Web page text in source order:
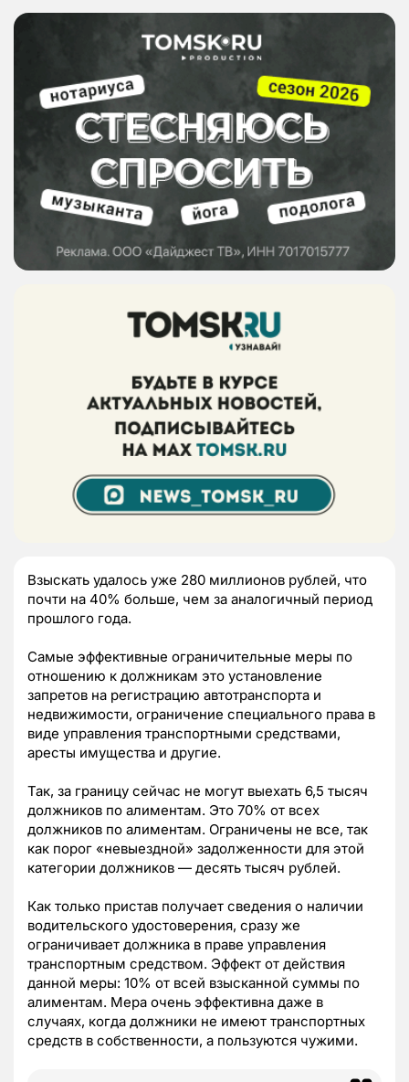
Взыскать удалось уже 280 миллионов рублей, что
почти на 40% больше, чем за аналогичный период
прошлого года.
Самые эффективные ограничительные меры по
отношению к должникам это установление
запретов на регистрацию автотранспорта и
недвижимости, ограничение специального права в
виде управления транспортными средствами,
аресты имущества и другие.
Так, за границу сейчас не могут выехать 6,5 тысяч
должников по алиментам. Это 70% от всех
должников по алиментам. Ограничены не все, так
как порог «невыездной» задолженности для этой
категории должников — десять тысяч рублей.
Как только пристав получает сведения о наличии
водительского удостоверения, сразу же
ограничивает должника в праве управления
транспортным средством. Эффект от действия
данной меры: 10% от всей взысканной суммы по
алиментам. Мера очень эффективна даже в
случаях, когда должники не имеют транспортных
средств в собственности, а пользуются чужими.